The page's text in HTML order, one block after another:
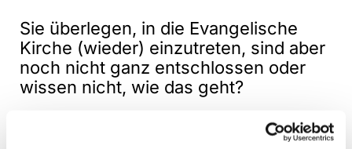
Sie überlegen, in die Evangelische
Kirche (wieder) einzutreten, sind aber
noch nicht ganz entschlossen oder
wissen nicht, wie das geht?
Grundsätzlich können Sie jederzeit